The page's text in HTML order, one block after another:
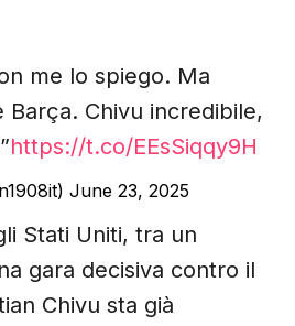
me lo spiego. Ma
Barça. Chivu incredibile,
https://t.co/EEsSiqqy9H
June 23, 2025
Stati Uniti, tra un
gara decisiva contro il
Chivu sta già